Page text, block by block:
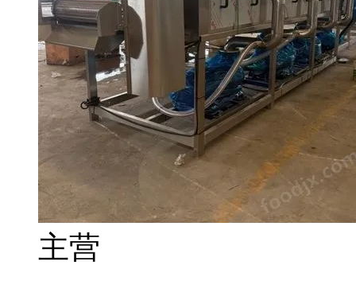
主营